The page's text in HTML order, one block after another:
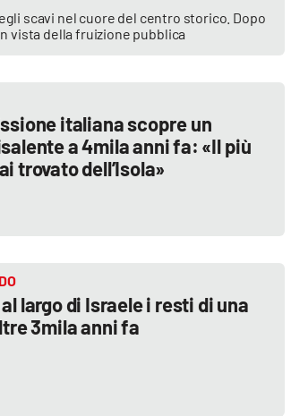
scavi nel cuore del centro storico. Dopo
vista della fruizione pubblica
italiana scopre un
a 4mila anni fa: «Il più
trovato dell’Isola»
largo di Israele i resti di una
3mila anni fa